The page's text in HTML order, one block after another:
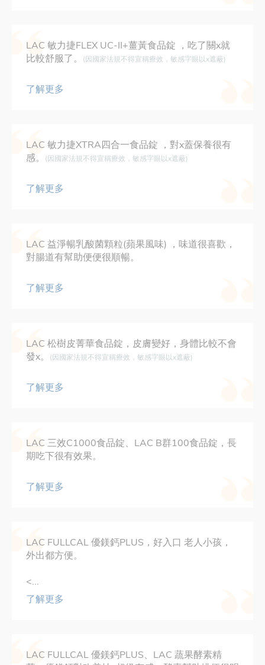
LAC 敏力捷FLEX UC-II+薑黃食品錠 ，吃了關x就
比較舒服了。
(因國家法規不得宣稱療效，敏感字眼以x遮蔽)
了解更多
LAC 敏力捷XTRA四合一食品錠 ，對x蓋保養很有
感。
(因國家法規不得宣稱療效，敏感字眼以x遮蔽)
了解更多
LAC 益淨暢乳酸菌顆粒(蘋果風味) ，味道很喜歡，
對腸道有幫助便便很順暢。
了解更多
LAC 松樹皮菁華食品錠，皮膚變好，身體比較不會
發x。
(因國家法規不得宣稱療效，敏感字眼以x遮蔽)
了解更多
LAC 三效C1000食品錠、LAC B群100食品錠，長
期吃下很有效果。
了解更多
LAC FULLCAL 優鎂鈣PLUS，好入口 老人小孩，
外出都方便。
<...
了解更多
LAC FULLCAL 優鎂鈣PLUS、LAC 蔬果酵素精